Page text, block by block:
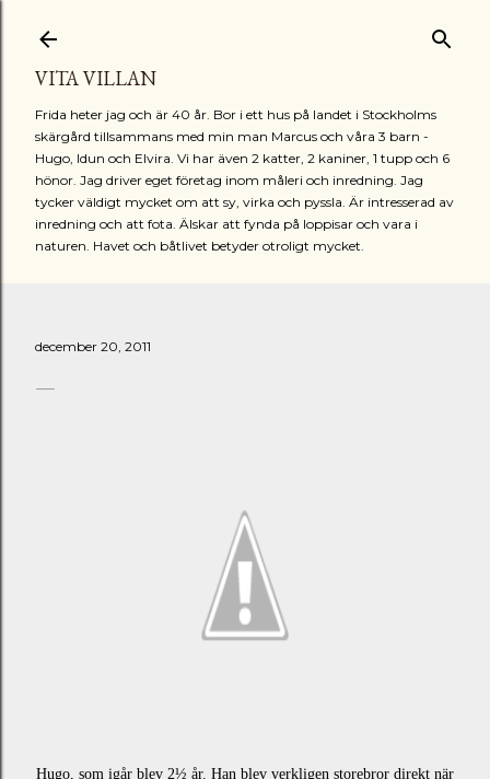
VITA VILLAN
Frida heter jag och är 40 år. Bor i ett hus på landet i Stockholms
skärgård tillsammans med min man Marcus och våra 3 barn -
Hugo, Idun och Elvira. Vi har även 2 katter, 2 kaniner, 1 tupp och 6
hönor. Jag driver eget företag inom måleri och inredning. Jag
tycker väldigt mycket om att sy, virka och pyssla. Är intresserad av
inredning och att fota. Älskar att fynda på loppisar och vara i
naturen. Havet och båtlivet betyder otroligt mycket.
december 20, 2011
Hugo, som igår blev 2½ år. Han blev verkligen storebror direkt när